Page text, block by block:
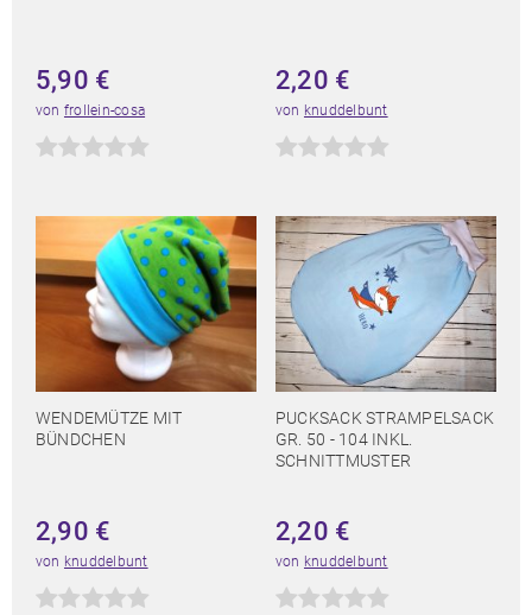
5,90 €
von frollein-cosa
2,20 €
von knuddelbunt
WENDEMÜTZE MIT
BÜNDCHEN
2,90 €
von knuddelbunt
PUCKSACK STRAMPELSACK
GR. 50 - 104 INKL.
SCHNITTMUSTER
2,20 €
von knuddelbunt